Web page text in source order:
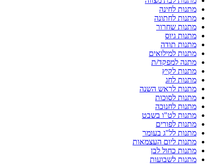
מתנות לחינה
מתנות לחתונה
מתנות שחרור
מתנות גיוס
מתנות תודה
מתנות למילואים
מתנה למפקד/ת
מתנות לקיץ
מתנות לחג
מתנות לראש השנה
מתנות לסוכות
מתנות לחנוכה
מתנות לט"ו בשבט
מתנות לפורים
מתנות לל"ג בעומר
מתנות ליום העצמאות
מתנות כחול לבן
מתנות לשבועות